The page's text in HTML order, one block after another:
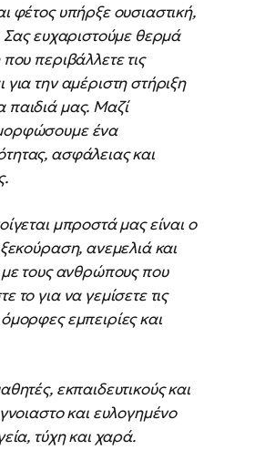
φέτος υπήρξε ουσιαστική,
Σας ευχαριστούμε θερμά
περιβάλλετε τις
για την αμέριστη στήριξη
μας. Μαζί
ένα
ασφάλειας και
μπροστά μας είναι ο
ανεμελιά και
με τους ανθρώπους που
το για να γεμίσετε τις
εμπειρίες και
εκπαιδευτικούς και
και ευλογημένο
τύχη και χαρά.